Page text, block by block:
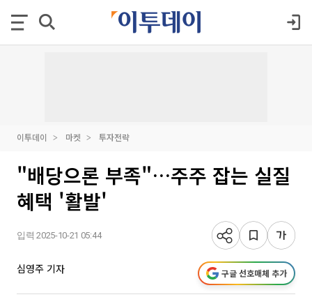
이투데이 마켓 투자전략
"배당으론 부족"…주주 잡는 실질
혜택 '활발'
입력 2025-10-21 05:44
심영주 기자 구글 선호매체 추가